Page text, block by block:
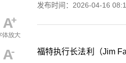
发布时间：2026-04-16
福特执行长法利（Jim